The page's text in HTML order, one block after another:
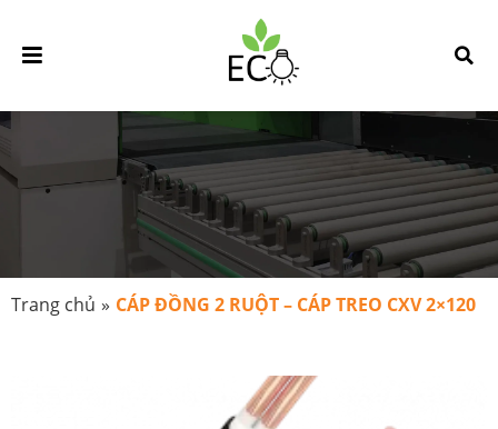
Trang chủ » CÁP ĐỒNG 2 RUỘT – CÁP TREO CXV 2×120